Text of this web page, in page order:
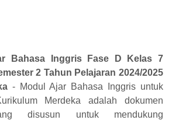
Bahasa Inggris Fase D Kelas 7
2 Tahun Pelajaran 2024/2025
- Modul Ajar Bahasa Inggris untuk
Merdeka adalah dokumen
disusun untuk mendukung